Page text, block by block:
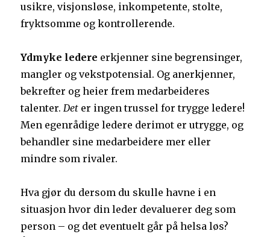
usikre, visjonsløse, inkompetente, stolte,
fryktsomme og kontrollerende.
Ydmyke ledere erkjenner sine begrensinger,
mangler og vekstpotensial. Og anerkjenner,
bekrefter og heier frem medarbeideres
talenter.Det er ingen trussel for trygge ledere!
Men egenrådige ledere derimot er utrygge, og
behandler sine medarbeidere mer eller
mindre som rivaler.
Hva gjør du dersom du skulle havne i en
situasjon hvor din leder devaluerer deg som
person – og det eventuelt går på helsa løs?